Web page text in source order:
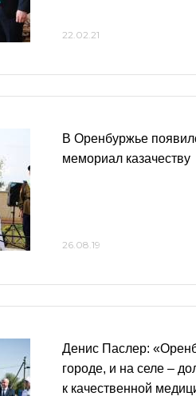
22.02.21
В Оренбуржье
мемориал казачеству
26.08.19
Денис Паслер:
городе, и на селе –
к качественной